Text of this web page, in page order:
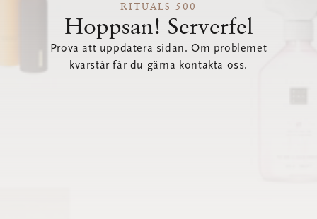
RITUALS 500
Hoppsan! Serverfel
Prova att uppdatera sidan. Om problemet
kvarstår får du gärna kontakta oss.